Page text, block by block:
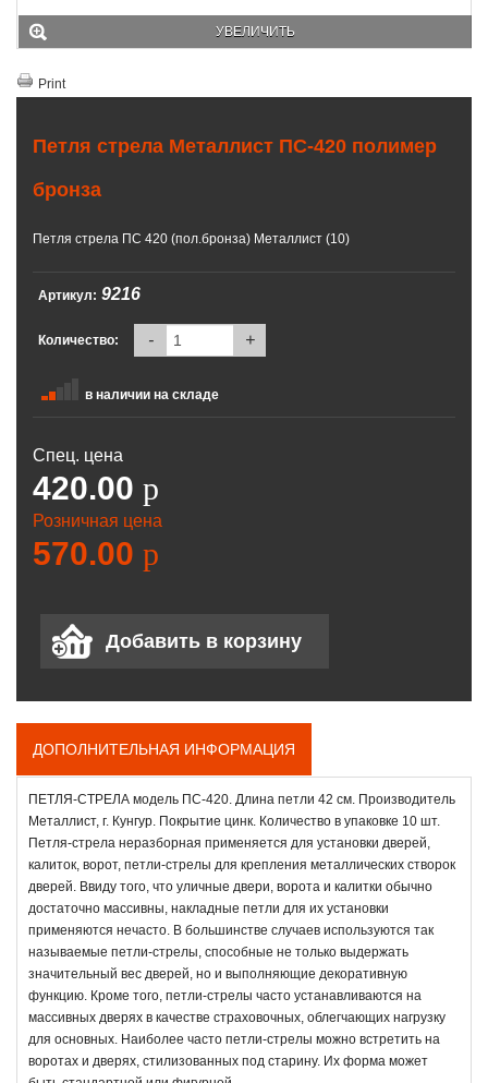
УВЕЛИЧИТЬ
Print
Петля стрела Металлист ПС-420 полимер
бронза
Петля стрела ПС 420 (пол.бронза) Металлист (10)
Артикул: 9216
Количество: - +
в наличии на складе
Спец. цена
420.00 p
Розничная цена
570.00 p
ДОПОЛНИТЕЛЬНАЯ ИНФОРМАЦИЯ
ПЕТЛЯ-СТРЕЛА модель ПС-420. Длина петли 42 см. Производитель
Металлист, г. Кунгур. Покрытие цинк. Количество в упаковке 10 шт.
Петля-стрела неразборная применяется для установки дверей,
калиток, ворот, петли-стрелы для крепления металлических створок
дверей. Ввиду того, что уличные двери, ворота и калитки обычно
достаточно массивны, накладные петли для их установки
применяются нечасто. В большинстве случаев используются так
называемые петли-стрелы, способные не только выдержать
значительный вес дверей, но и выполняющие декоративную
функцию. Кроме того, петли-стрелы часто устанавливаются на
массивных дверях в качестве страховочных, облегчающих нагрузку
для основных. Наиболее часто петли-стрелы можно встретить на
воротах и дверях, стилизованных под старину. Их форма может